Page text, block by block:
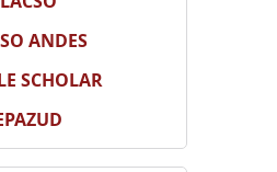
ANDES
SCHOLAR